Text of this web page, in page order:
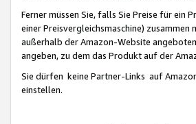
Ferner müssen Sie, falls Sie Preise für ein
einer Preisvergleichsmaschine)
außerhalb der Amazon-Website
angeben, zu dem das Produkt auf der
Sie dürfen keine Partner-Links auf
einstellen.